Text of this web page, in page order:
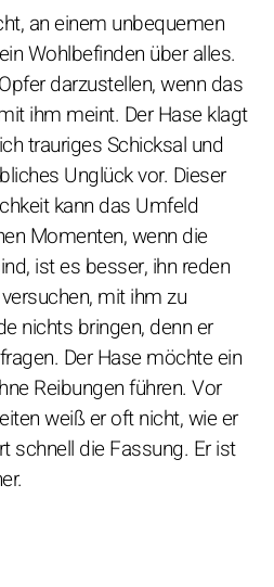
an einem unbequemen
Wohlbefinden über alles.
darzustellen, wenn das
ihm meint. Der Hase klagt
trauriges Schicksal und
Unglück vor. Dieser
kann das Umfeld
Momenten, wenn die
ist es besser, ihn reden
mit ihm zu
nichts bringen, denn er
Der Hase möchte ein
Reibungen führen. Vor
weiß er oft nicht, wie er
schnell die Fassung. Er ist